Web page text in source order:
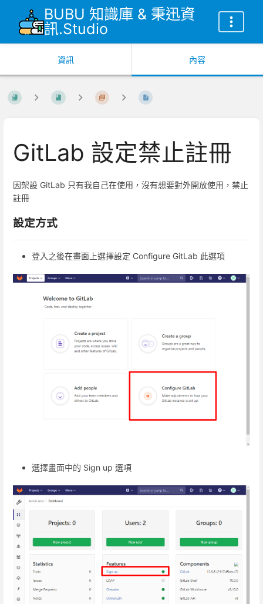
BUBU 知識庫 & 秉迅資
訊.Studio
資訊 內容
GitLab 設定禁止註冊
因架設 GitLab 只有我自己在使用，沒有想要對外開放使用，禁止
註冊
設定方式
登入之後在畫面上選擇設定 Configure GitLab 此選項
選擇畫面中的 Sign up 選項